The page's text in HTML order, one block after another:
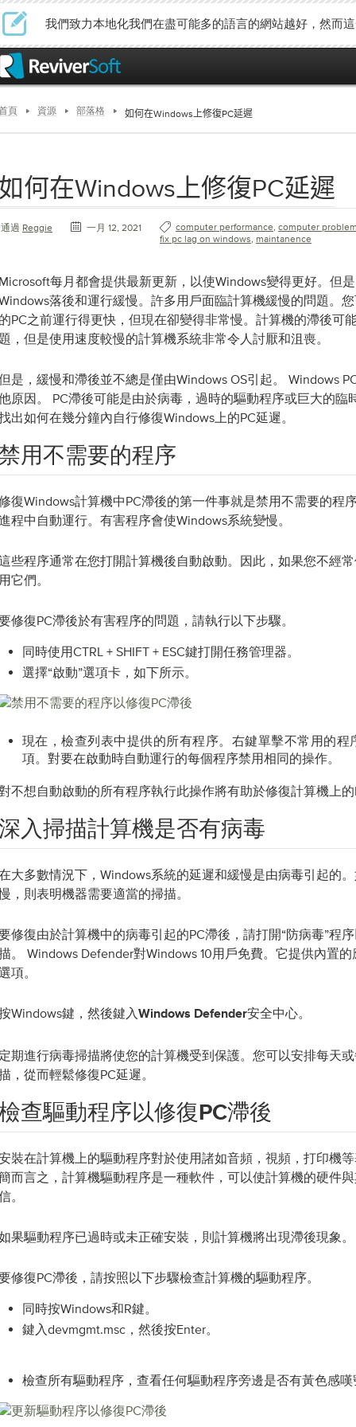
我們致力本地化我們在盡可能多的語言的網站越好，然而
頁 資源 部落格 如何在Windows上修復PC延遲
何在Windows上修復PC延遲
通過 Reggie 一月 12, 2021 computer performance, computer
fix pc lag on windows, maintanence
每月都會提供最新更新，以使Windows變得更好。但
落後和運行緩慢。許多用戶面臨計算機緩慢的問題。
PC之前運行得更快，但現在卻變得非常慢。計算機的滯後可
，但是使用速度較慢的計算機系統非常令人討厭和沮喪。
是，緩慢和滯後並不總是僅由Windows OS引起。 Windows
原因。 PC滯後可能是由於病毒，過時的驅動程序或巨大的臨
出如何在幾分鐘內自行修復Windows上的PC延遲。
用不需要的程序
復Windows計算機中PC滯後的第一件事就是禁用不需要的程
程中自動運行。有害程序會使Windows系統變慢。
些程序通常在您打開計算機後自動啟動。因此，如果您不經
它們。
修復PC滯後於有害程序的問題，請執行以下步驟。
同時使用CTRL + SHIFT + ESC鍵打開任務管理器。
選擇“啟動”選項卡，如下所示。
現在，檢查列表中提供的所有程序。右鍵單擊不常用的程
項。對要在啟動時自動運行的每個程序禁用相同的操作。
不想自動啟動的所有程序執行此操作將有助於修復計算機上
入掃描計算機是否有病毒
大多數情況下，Windows系統的延遲和緩慢是由病毒引起的
，則表明機器需要適當的掃描。
修復由於計算機中的病毒引起的PC滯後，請打開“防病毒”程
。 Windows Defender對Windows 10用戶免費。它提供內置
項。
Windows鍵，然後鍵入Windows Defender安全中心。
期進行病毒掃描將使您的計算機受到保護。您可以安排每天
，從而輕鬆修復PC延遲。
查驅動程序以修復PC滯後
裝在計算機上的驅動程序對於使用諸如音頻，視頻，打印機
而言之，計算機驅動程序是一種軟件，可以使計算機的硬件
。
果驅動程序已過時或未正確安裝，則計算機將出現滯後現象。
修復PC滯後，請按照以下步驟檢查計算機的驅動程序。
同時按Windows和R鍵。
鍵入devmgmt.msc，然後按Enter。
檢查所有驅動程序，查看任何驅動程序旁邊是否有黃色感嘆